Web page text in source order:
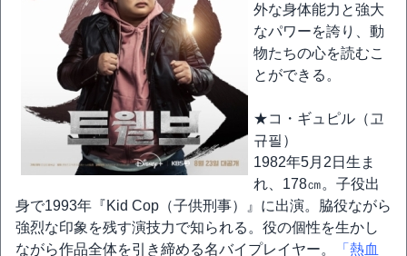
外な身体能力と強大
なパワーを誇り、動
物たちの心を読むこ
とができる。
★コ・ギュピル（고
규필）
1982年5月2日生ま
れ、178㎝。子役出
身で1993年『Kid Cop（子供刑事）』に出演。脇役ながら
強烈な印象を残す演技力で知られる。役の個性を生かし
ながら作品全体を引き締める名バイプレイヤー。
「熱血